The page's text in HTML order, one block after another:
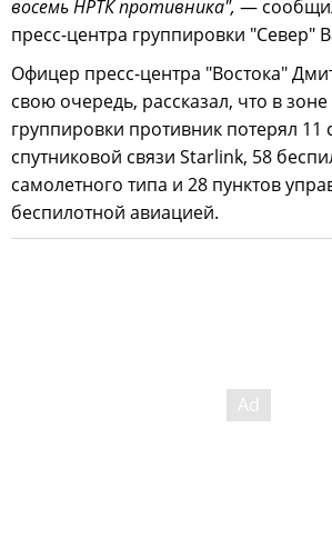
восемь НРТК противника", —
пресс-центра группировки "Север"
Офицер пресс-центра "Востока"
свою очередь, рассказал, что в
группировки противник потерял 11
спутниковой связи Starlink, 58
самолетного типа и 28 пунктов
беспилотной авиацией.